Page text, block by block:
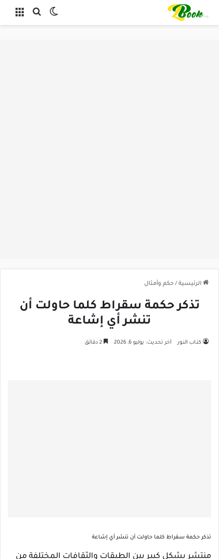
القائمة بحث عن
الرئيسية / حكم وأمثال
تذكر حكمة سقراط كلما حاولت أن
تنشر أي إشاعة
كتـاب النـور آخر تحديث: يوليو 6, 2026
تذكر حكمة سقراط كلما حاولت أن تنشر أي إشاعة
منتشر بشكل كبير بين الطبقات والثقافات المختلفة من